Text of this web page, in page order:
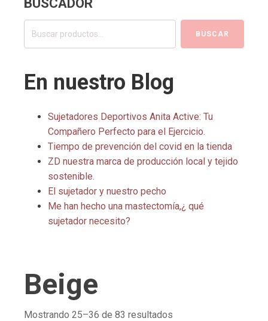
BUSCADOR
Buscar
BUSCAR
En nuestro Blog
Sujetadores Deportivos Anita Active: Tu
Compañero Perfecto para el Ejercicio.
Tiempo de prevención del covid en la tienda
ZD nuestra marca de producción local y tejido
sostenible.
El sujetador y nuestro pecho
Me han hecho una mastectomía,¿ qué
sujetador necesito?
Beige
Mostrando 25–36 de 83 resultados